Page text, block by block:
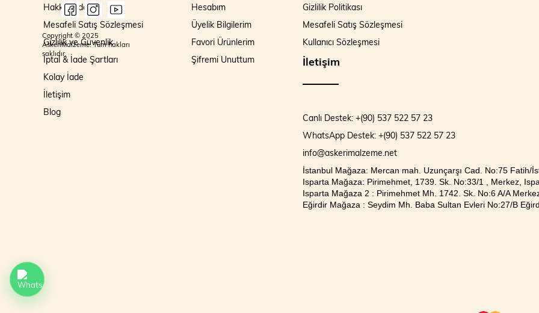
Hakkımızda
Mesafeli Satış Sözleşmesi
Gizlilik ve Güvenlik
İptal & İade Şartları
Kolay İade
İletişim
Blog
Hesabım
Üyelik Bilgilerim
Favori Ürünlerim
Şifremi Unuttum
Gizlilik Politikası
Mesafeli Satış Sözleşmesi
Kullanıcı Sözleşmesi
İletişim
Canlı Destek: +(90) 537 522 57 23
WhatsApp Destek: +(90) 537 522 57 23
info@askerimalzeme.net
İstanbul Mağaza: Mercan mah. Uzunçarşı Cad. No:75 Fatih/
Isparta Mağaza: Pirimehmet, 1739. Sk. No:33/1 , Merkez,
Isparta Mağaza 2 : Pirimehmet Mh. 1742. Sk. No:6 A/A
Eğirdir Mağaza : Seydim Mh. Baba Sultan Evleri No:27/B
Copyright © 2025
AskeriMalzeme. Tüm hakları
saklıdır.